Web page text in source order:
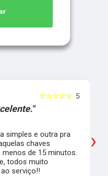
5
☆☆☆☆☆
simples e outra pra
chaves
de 15 minutos.
todos muito
serviço!!
›